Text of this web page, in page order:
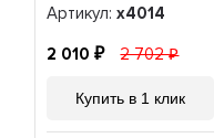
Артикул:x4014
2 010 2 702
Купить в 1 клик